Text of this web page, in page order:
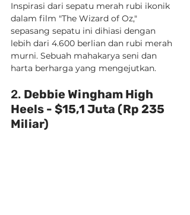
Inspirasi dari sepatu merah rubi ikonik
dalam film "The Wizard of Oz,"
sepasang sepatu ini dihiasi dengan
lebih dari 4.600 berlian dan rubi merah
murni. Sebuah mahakarya seni dan
harta berharga yang mengejutkan.
2. Debbie Wingham High
Heels - $15,1 Juta (Rp 235
Miliar)